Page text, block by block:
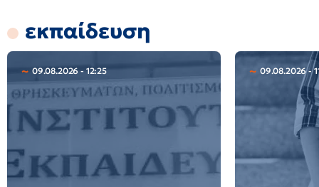
εκπαίδευση
09.08.2026 - 12:25 09.08.2026 -